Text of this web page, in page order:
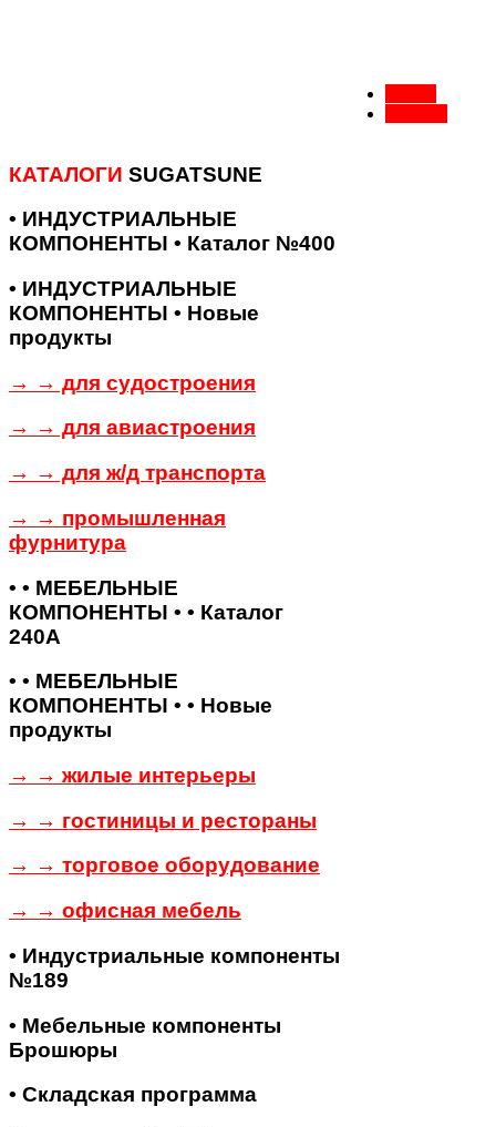
КАТАЛОГИ SUGATSUNE
• ИНДУСТРИАЛЬНЫЕ
КОМПОНЕНТЫ • Каталог №400
• ИНДУСТРИАЛЬНЫЕ
КОМПОНЕНТЫ • Новые
продукты
→ → для судостроения
→ → для авиастроения
→ → для ж/д транспорта
→ → промышленная
фурнитура
• • МЕБЕЛЬНЫЕ
КОМПОНЕНТЫ • • Каталог
240А
• • МЕБЕЛЬНЫЕ
КОМПОНЕНТЫ • • Новые
продукты
→ → жилые интерьеры
→ → гостиницы и рестораны
→ → торговое оборудование
→ → офисная мебель
• Индустриальные компоненты
№189
• Мебельные компоненты
Брошюры
• Складская программа